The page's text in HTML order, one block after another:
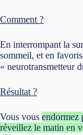
Comment ?
En interrompant la
sommeil, et en
« neurotransmetteur
Résultat ?
Vous vous endormez
réveillez le matin en